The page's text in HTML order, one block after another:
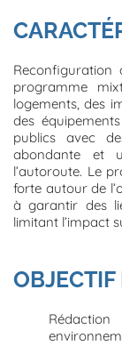
programme
logements, des
des
publics avec
abondante et
l’autoroute. Le
forte autour de
à garantir des
limitant l’impact